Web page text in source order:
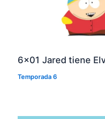
6×01 Jared tiene
Temporada 6